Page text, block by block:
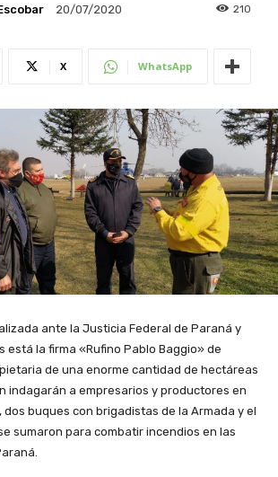
20/07/2020 210
X WhatsApp
ante la Justicia Federal de Paraná y
está la firma «Rufino Pablo Baggio» de
de una enorme cantidad de hectáreas
indagarán a empresarios y productores en
dos buques con brigadistas de la Armada y el
sumaron para combatir incendios en las